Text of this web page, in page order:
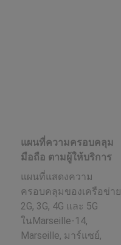
แผนที่ความครอบคลุม
มือถือ ตามผู้ให้บริการ
แผนที่แสดงความ
ครอบคลุมของเครือข่าย
2G, 3G, 4G และ 5G
ในMarseille-14,
Marseille, มาร์แซย์,